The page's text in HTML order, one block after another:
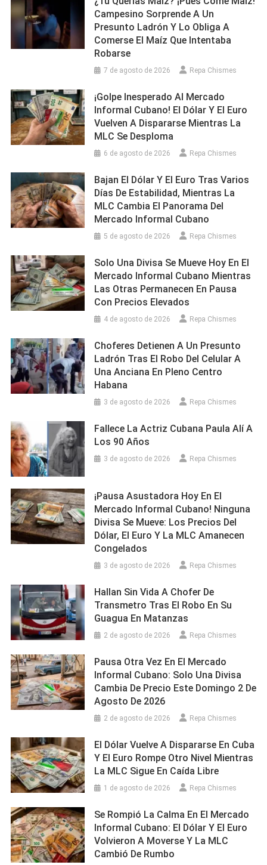
Campesino Sorprende A Un
Presunto Ladrón Y Lo Obliga A
Comerse El Maíz Que Intentaba
Robarse
7 de agosto de 2026 Repa Chismes
¡Golpe Inesperado Al Mercado
Informal Cubano! El Dólar Y El Euro
Vuelven A Dispararse Mientras La
MLC Se Desploma
6 de agosto de 2026 Repa Chismes
Bajan El Dólar Y El Euro Tras Varios
Días De Estabilidad, Mientras La
MLC Cambia El Panorama Del
Mercado Informal Cubano
5 de agosto de 2026 Repa Chismes
Solo Una Divisa Se Mueve Hoy En El
Mercado Informal Cubano Mientras
Las Otras Permanecen En Pausa
Con Precios Elevados
4 de agosto de 2026 Repa Chismes
Choferes Detienen A Un Presunto
Ladrón Tras El Robo Del Celular A
Una Anciana En Pleno Centro
Habana
3 de agosto de 2026 Repa Chismes
Fallece La Actriz Cubana Paula Alí A
Los 90 Años
3 de agosto de 2026 Repa Chismes
¡Pausa Asustadora Hoy En El
Mercado Informal Cubano! Ninguna
Divisa Se Mueve: Los Precios Del
Dólar, El Euro Y La MLC Amanecen
Congelados
3 de agosto de 2026 Repa Chismes
Hallan Sin Vida A Chofer De
Transmetro Tras El Robo En Su
Guagua En Matanzas
2 de agosto de 2026 Repa Chismes
Pausa Otra Vez En El Mercado
Informal Cubano: Solo Una Divisa
Cambia De Precio Este Domingo 2 De
Agosto De 2026
2 de agosto de 2026 Repa Chismes
El Dólar Vuelve A Dispararse En Cuba
Y El Euro Rompe Otro Nivel Mientras
La MLC Sigue En Caída Libre
1 de agosto de 2026 Repa Chismes
Se Rompió La Calma En El Mercado
Informal Cubano: El Dólar Y El Euro
Volvieron A Moverse Y La MLC
Cambió De Rumbo